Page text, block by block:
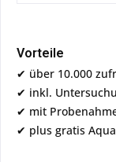
Vorteile
✔ über 10.000
✔ inkl.
✔ mit
✔ plus gratis